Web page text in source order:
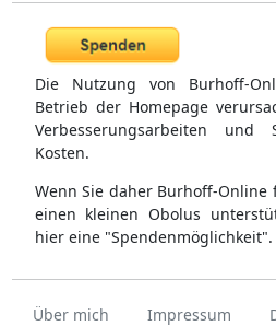
Die Nutzung von Burhoff-
Betrieb der Homepage
Verbesserungsarbeiten und
Kosten.
Wenn Sie daher Burhoff-
einen kleinen Obolus
hier eine "Spendenmöglichkeit".
Über mich Impressum